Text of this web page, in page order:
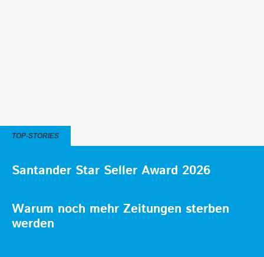
TOP-STORIES
Santander Star Seller Award 2026
Warum noch mehr Zeitungen sterben
werden